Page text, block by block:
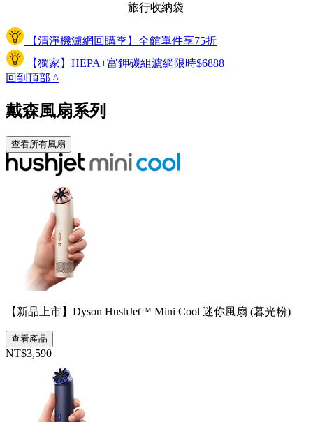
旅行收納袋
【清淨機濾網回購季】全館單件享75折
【獨家】HEPA+富鉀碳組濾網限時$6888
回到頂部 ^
戴森風扇系列
查看所有風扇
【新品上市】Dyson HushJet™ Mini Cool 迷你風扇 (暮光粉)
查看產品
NT$3,590